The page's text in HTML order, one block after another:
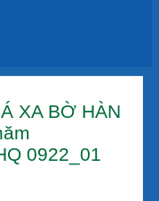
XA BỜ HÀN
0922_01